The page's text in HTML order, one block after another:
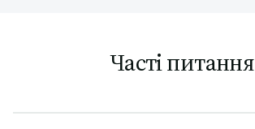
Часті питання